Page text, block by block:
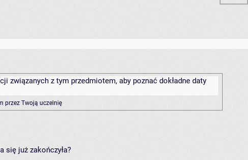
związanych z tym przedmiotem, aby poznać dokładne daty
przez Twoją uczelnię
się już zakończyła?